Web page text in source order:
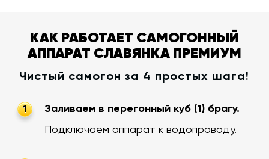
КАК РАБОТАЕТ САМОГОННЫЙ
АППАРАТ СЛАВЯНКА ПРЕМИУМ
Чистый самогон за 4 простых шага!
1
Заливаем в перегонный куб (1) брагу.
Подключаем аппарат к водопроводу.